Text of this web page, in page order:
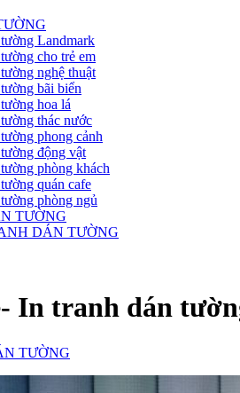
Landmark
cho trẻ em
nghệ thuật
bãi biển
hoa lá
thác nước
phong cảnh
động vật
phòng khách
quán cafe
phòng ngủ
TƯỜNG
DÁN TƯỜNG
In tranh dán
TƯỜNG